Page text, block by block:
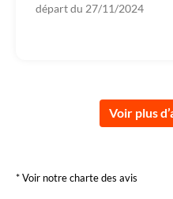
départ du 27/11/2024
Voir plus
* Voir notre charte des avis